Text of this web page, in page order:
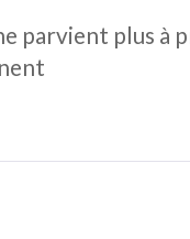
parvient plus